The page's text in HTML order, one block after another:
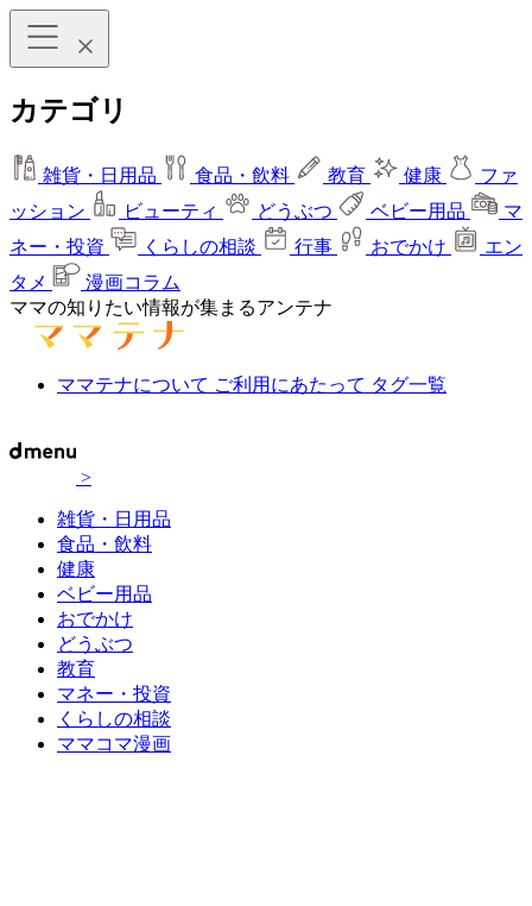
カテゴリ
雑貨・日用品 食品・飲料 教育 健康
ファ
ッション
ビューティ どうぶつ ベビー用品
マ
ネー・投資
くらしの相談 行事 おでかけ
エン
タメ
漫画コラム
ママの知りたい情報が集まるアンテナ
ママテナについて ご利用にあたって タグ一覧
>
雑貨・日用品
食品・飲料
健康
ベビー用品
おでかけ
どうぶつ
教育
マネー・投資
くらしの相談
ママコマ漫画